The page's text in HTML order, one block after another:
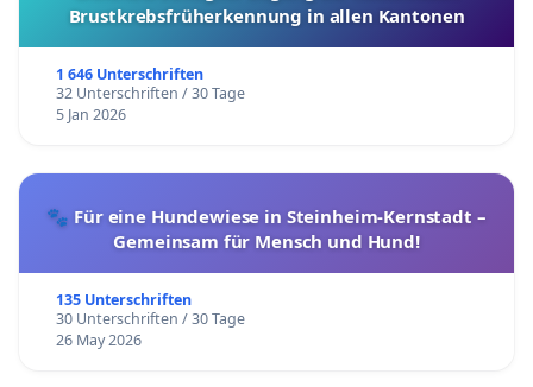
Brustkrebsfrüherkennung in allen Kantonen
1 646 Unterschriften
32 Unterschriften / 30 Tage
5 Jan 2026
🐾 Für eine Hundewiese in Steinheim-Kernstadt –
Gemeinsam für Mensch und Hund!
135 Unterschriften
30 Unterschriften / 30 Tage
26 May 2026